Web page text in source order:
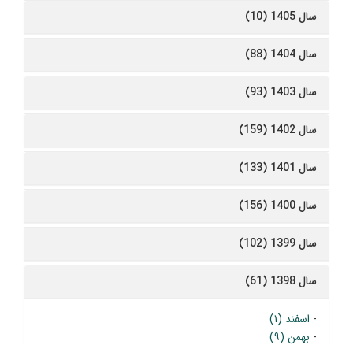
سال 1405 (10)
سال 1404 (88)
سال 1403 (93)
سال 1402 (159)
سال 1401 (133)
سال 1400 (156)
سال 1399 (102)
سال 1398 (61)
- اسفند (۱)
- بهمن (۹)